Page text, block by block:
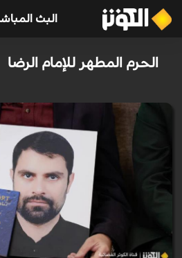
البث
الحرم المطهر للإمام الرضا